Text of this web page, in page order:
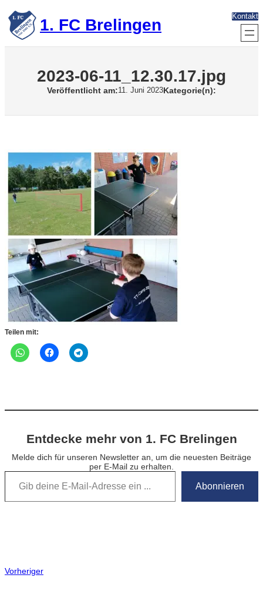
Zum
Inhalt
springen 1. FC Brelingen Kontakt
2023-06-11_12.30.17.jpg
Veröffentlicht am:11. Juni 2023Kategorie(n):
Teilen mit:
Entdecke mehr von 1. FC Brelingen
Melde dich für unseren Newsletter an, um die neuesten Beiträge
per E-Mail zu erhalten.
Gib deine E-Mail-Adresse ein …
Abonnieren
Vorheriger